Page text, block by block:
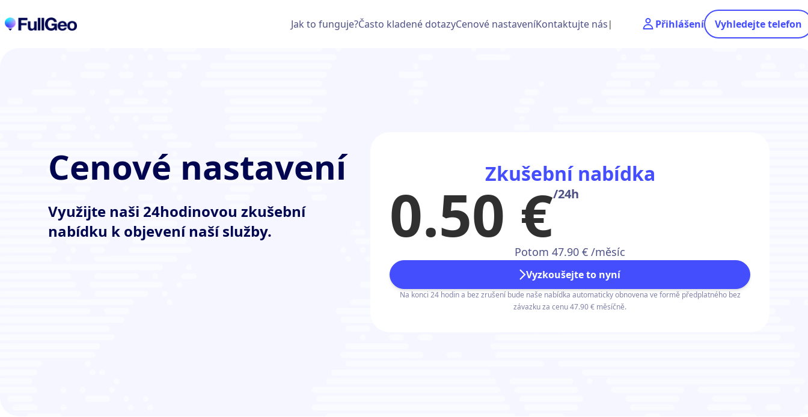
Jak to funguje?Často kladené dotazyCenové nastaveníKontaktujte nás Přihlášení Vyhledejte telefon
Cenové nastavení
Využijte naši 24hodinovou zkušební
nabídku k objevení naší služby.
Zkušební nabídka
0.50 €/24h
Potom 47.90 € /měsíc
Vyzkoušejte to nyní
Na konci 24 hodin a bez zrušení bude naše nabídka automaticky obnovena ve formě předplatného bez
závazku za cenu 47.90 € měsíčně.